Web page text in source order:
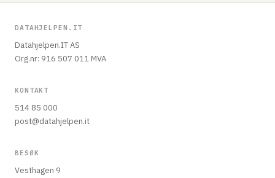
DATAHJELPEN.IT
Datahjelpen.IT AS
Org.nr: 916 507 011 MVA
KONTAKT
514 85 000
post@datahjelpen.it
BESØK
Vesthagen 9